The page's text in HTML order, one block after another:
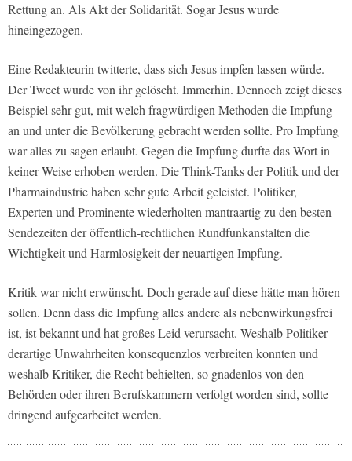
Rettung an. Als Akt der Solidarität. Sogar Jesus wurde
hineingezogen.
Eine Redakteurin twitterte, dass sich Jesus impfen lassen würde.
Der Tweet wurde von ihr gelöscht. Immerhin. Dennoch zeigt dieses
Beispiel sehr gut, mit welch fragwürdigen Methoden die Impfung
an und unter die Bevölkerung gebracht werden sollte. Pro Impfung
war alles zu sagen erlaubt. Gegen die Impfung durfte das Wort in
keiner Weise erhoben werden. Die Think-Tanks der Politik und der
Pharmaindustrie haben sehr gute Arbeit geleistet. Politiker,
Experten und Prominente wiederholten mantraartig zu den besten
Sendezeiten der öffentlich-rechtlichen Rundfunkanstalten die
Wichtigkeit und Harmlosigkeit der neuartigen Impfung.
Kritik war nicht erwünscht. Doch gerade auf diese hätte man hören
sollen. Denn dass die Impfung alles andere als nebenwirkungsfrei
ist, ist bekannt und hat großes Leid verursacht. Weshalb Politiker
derartige Unwahrheiten konsequenzlos verbreiten konnten und
weshalb Kritiker, die Recht behielten, so gnadenlos von den
Behörden oder ihren Berufskammern verfolgt worden sind, sollte
dringend aufgearbeitet werden.